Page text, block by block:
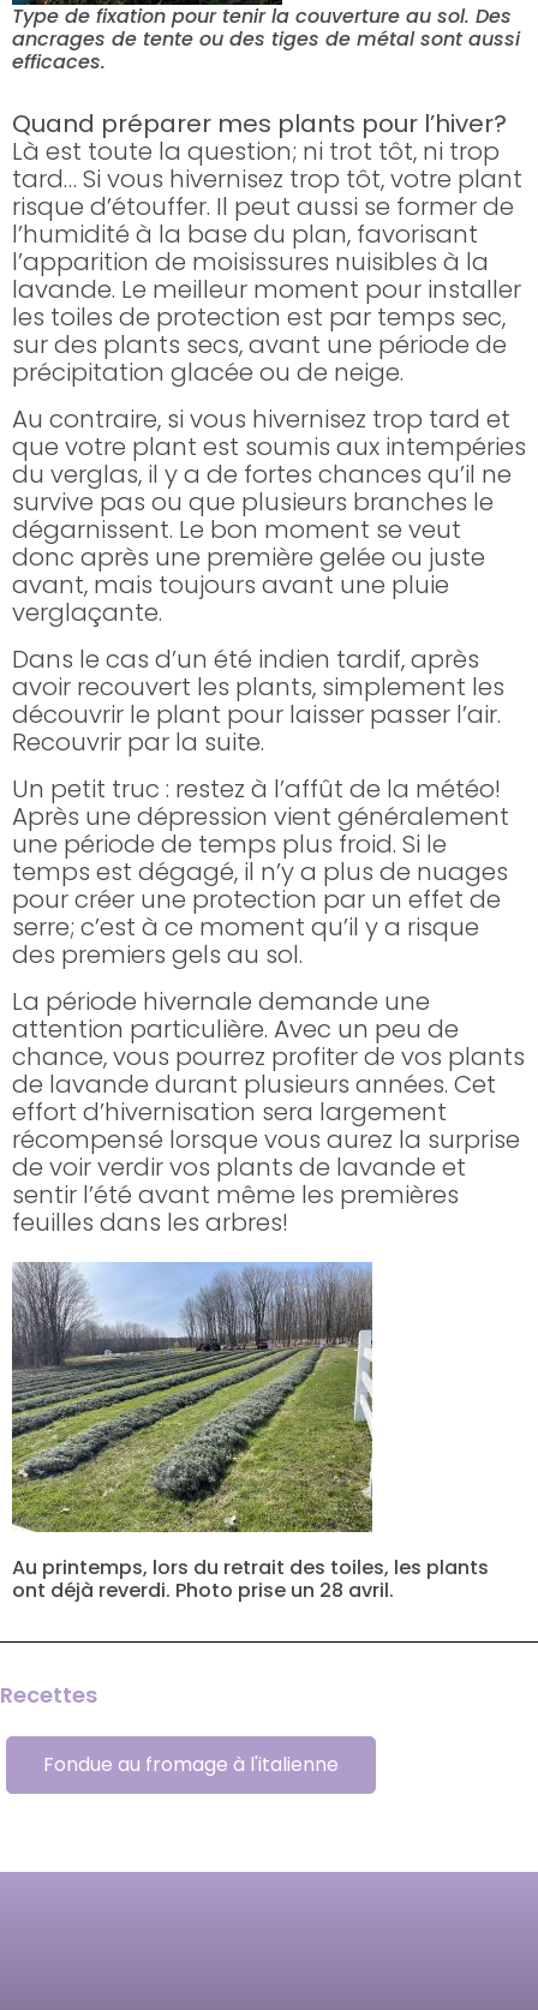
Type de fixation pour tenir la couverture au sol. Des
ancrages de tente ou des tiges de métal sont aussi
efficaces.
Quand préparer mes plants pour l’hiver?
Là est toute la question; ni trot tôt, ni trop
tard… Si vous hivernisez trop tôt, votre plant
risque d’étouffer. Il peut aussi se former de
l’humidité à la base du plan, favorisant
l’apparition de moisissures nuisibles à la
lavande. Le meilleur moment pour installer
les toiles de protection est par temps sec,
sur des plants secs, avant une période de
précipitation glacée ou de neige.
Au contraire, si vous hivernisez trop tard et
que votre plant est soumis aux intempéries
du verglas, il y a de fortes chances qu’il ne
survive pas ou que plusieurs branches le
dégarnissent. Le bon moment se veut
donc après une première gelée ou juste
avant, mais toujours avant une pluie
verglaçante.
Dans le cas d’un été indien tardif, après
avoir recouvert les plants, simplement les
découvrir le plant pour laisser passer l’air.
Recouvrir par la suite.
Un petit truc : restez à l’affût de la météo!
Après une dépression vient généralement
une période de temps plus froid. Si le
temps est dégagé, il n’y a plus de nuages
pour créer une protection par un effet de
serre; c’est à ce moment qu’il y a risque
des premiers gels au sol.
La période hivernale demande une
attention particulière. Avec un peu de
chance, vous pourrez profiter de vos plants
de lavande durant plusieurs années. Cet
effort d’hivernisation sera largement
récompensé lorsque vous aurez la surprise
de voir verdir vos plants de lavande et
sentir l’été avant même les premières
feuilles dans les arbres!
Au printemps, lors du retrait des toiles, les plants
ont déjà reverdi. Photo prise un 28 avril.
Recettes
Fondue au fromage à l'italienne